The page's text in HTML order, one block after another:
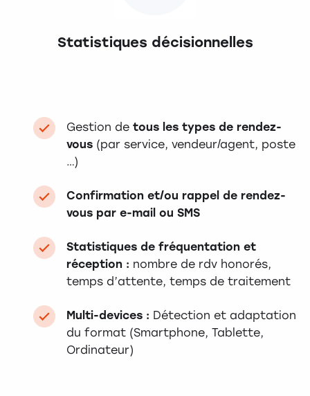
Statistiques décisionnelles
Gestion de tous les types de rendez-
vous (par service, vendeur/agent, poste
…)
Confirmation et/ou rappel de rendez-
vous par e-mail ou SMS
Statistiques de fréquentation et
réception : nombre de rdv honorés,
temps d’attente, temps de traitement
Multi-devices : Détection et adaptation
du format (Smartphone, Tablette,
Ordinateur)